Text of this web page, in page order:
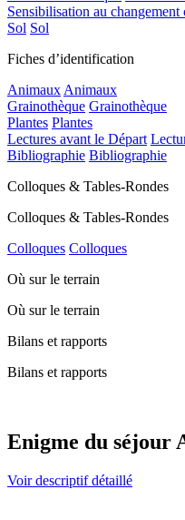
Sensibilisation au changement
Sol Sol
Fiches d’identification
Animaux Animaux
Grainothèque Grainothèque
Plantes Plantes
Lectures avant le Départ
Bibliographie Bibliographie
Colloques & Tables-Rondes
Colloques & Tables-Rondes
Colloques Colloques
Où sur le terrain
Où sur le terrain
Bilans et rapports
Bilans et rapports
Enigme du séjour
Voir descriptif détaillé